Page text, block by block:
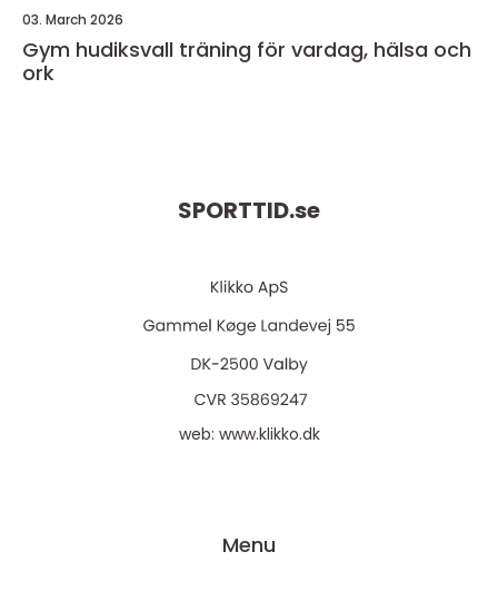
03. March 2026
Gym hudiksvall träning för vardag, hälsa och
ork
SPORTTID.se
web: www.klikko.dk
Menu